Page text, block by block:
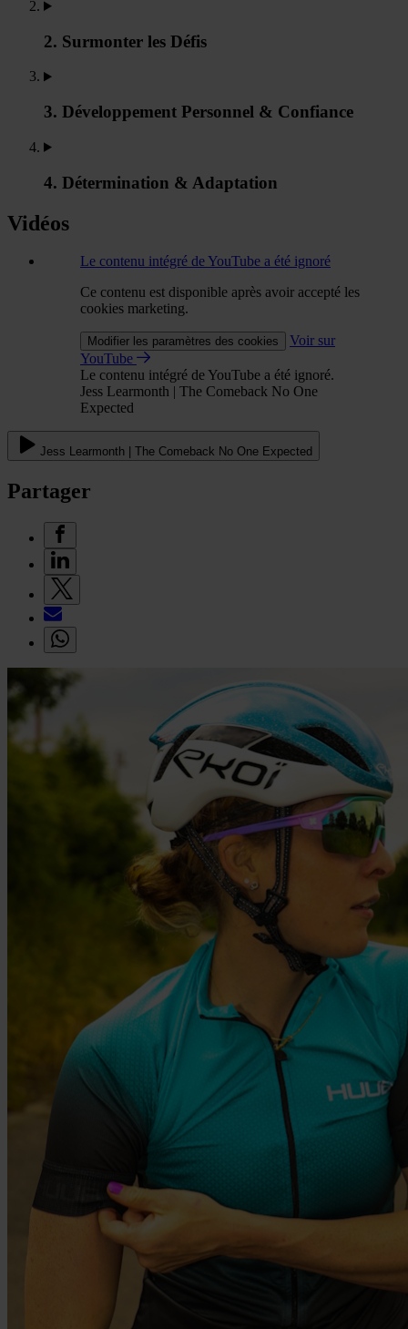
2. Surmonter les Défis
3. Développement Personnel & Confiance
4. Détermination & Adaptation
Vidéos
Le contenu intégré de YouTube a été ignoré
Ce contenu est disponible après avoir accepté les
cookies marketing.
Modifier les paramètres des cookies
Voir sur
YouTube
Le contenu intégré de YouTube a été ignoré.
Jess Learmonth | The Comeback No One
Expected
Jess Learmonth | The Comeback No One Expected
Partager